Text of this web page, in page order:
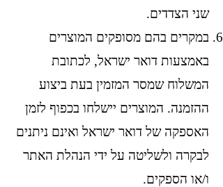
שני הצדדים.
במקרים בהם מסופקים המוצרים
באמצעות דואר ישראל, לכתובת
המשלוח שמסר המזמין בעת ביצוע
ההזמנה. המוצרים יישלחו בכפוף לזמן
האספקה של דואר ישראל ואינם ניתנים
לבקרה ולשליטה על ידי הנהלת האתר
ו/או הספקים.